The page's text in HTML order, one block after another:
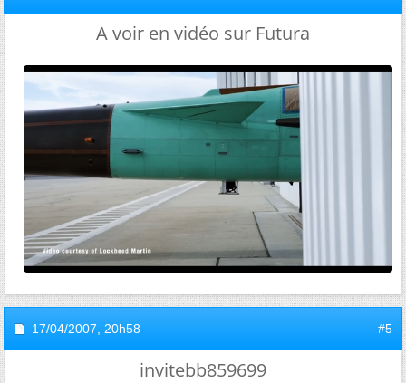
A voir en vidéo sur Futura
17/04/2007, 20h58 #5
invitebb859699